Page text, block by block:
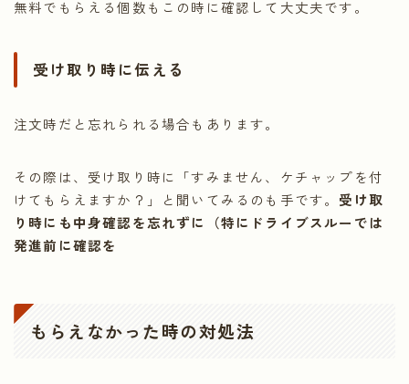
無料でもらえる個数もこの時に確認して大丈夫です。
受け取り時に伝える
注文時だと忘れられる場合もあります。
その際は、受け取り時に「すみません、ケチャップを付
けてもらえますか？」と聞いてみるのも手です。 受け取
り時にも中身確認を忘れずに（特にドライブスルーでは
発進前に確認を
もらえなかった時の対処法